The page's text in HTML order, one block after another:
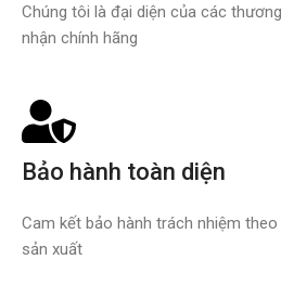
Chúng tôi là đại diện của các
nhận chính hãng
Bảo hành toàn diện
Cam kết bảo hành trách nhiệm
sản xuất